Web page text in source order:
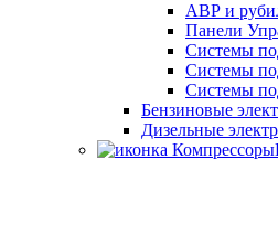
АВР и
Панели
Системы
Системы
Системы
Бензиновые
Дизельные